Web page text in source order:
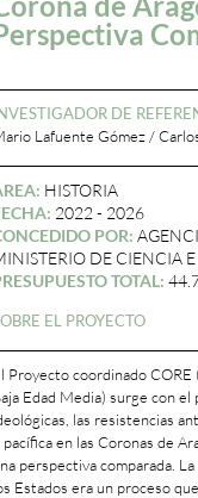
DE
Lafuente Gómez /
HISTORIA
2022 - 2026
POR:
DE CIENCIA
TOTAL:
EL PROYECTO
Proyecto coordinado
Edad Media) surge con
las resistencias
pacífica en las Coronas de
perspectiva comparada.
Estados era un proceso